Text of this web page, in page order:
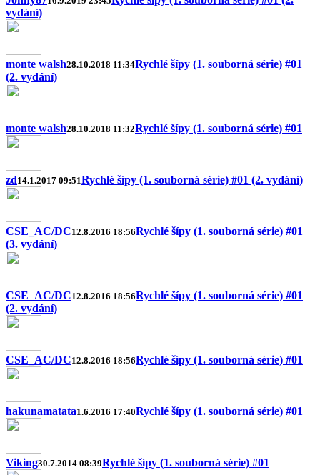
vydání)
monte walsh28.10.2018 11:34Rychlé šípy (1. souborná série) #01
(2. vydání)
monte walsh28.10.2018 11:32Rychlé šípy (1. souborná série) #01
zd14.1.2017 09:51Rychlé šípy (1. souborná série) #01 (2. vydání)
CSE_AC/DC12.8.2016 18:56Rychlé šípy (1. souborná série) #01
(3. vydání)
CSE_AC/DC12.8.2016 18:56Rychlé šípy (1. souborná série) #01
(2. vydání)
CSE_AC/DC12.8.2016 18:56Rychlé šípy (1. souborná série) #01
hakunamatata1.6.2016 17:40Rychlé šípy (1. souborná série) #01
Viking30.7.2014 08:39Rychlé šípy (1. souborná série) #01